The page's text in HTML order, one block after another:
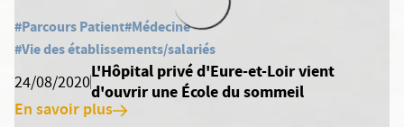
#Parcours Patient#Médecine
#Vie des établissements/salariés
24/08/2020
L'Hôpital privé d'Eure-et-Loir vient
d'ouvrir une École du sommeil
En savoir plus